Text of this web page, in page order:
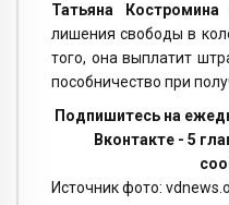
Татьяна Костромина
лишения свободы в
того, она выплатит
пособничество при
Подпишитесь на
Вконтакте - 5
Источник фото: